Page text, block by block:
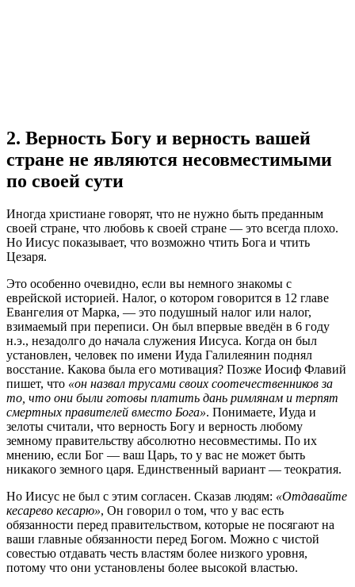
2. Верность Богу и верность вашей
стране не являются несовместимыми
по своей сути
Иногда христиане говорят, что не нужно быть преданным
своей стране, что любовь к своей стране — это всегда плохо.
Но Иисус показывает, что возможно чтить Бога и чтить
Цезаря.
Это особенно очевидно, если вы немного знакомы с
еврейской историей. Налог, о котором говорится в 12 главе
Евангелия от Марка, — это подушный налог или налог,
взимаемый при переписи. Он был впервые введён в 6 году
н.э., незадолго до начала служения Иисуса. Когда он был
установлен, человек по имени Иуда Галилеянин поднял
восстание. Какова была его мотивация? Позже Иосиф Флавий
пишет, что «он назвал трусами своих соотечественников за
то, что они были готовы платить дань римлянам и терпят
смертных правителей вместо Бога». Понимаете, Иуда и
зелоты считали, что верность Богу и верность любому
земному правительству абсолютно несовместимы. По их
мнению, если Бог — ваш Царь, то у вас не может быть
никакого земного царя. Единственный вариант — теократия.
Но Иисус не был с этим согласен. Сказав людям: «Отдавайте
кесарево кесарю», Он говорил о том, что у вас есть
обязанности перед правительством, которые не посягают на
ваши главные обязанности перед Богом. Можно с чистой
совестью отдавать честь властям более низкого уровня,
потому что они установлены более высокой властью.